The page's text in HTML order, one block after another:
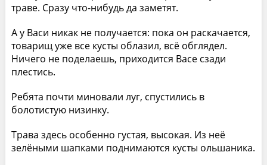
траве. Сразу что-нибудь да заметят.
А у Васи никак не получается: пока он раскачается,
товарищ уже все кусты облазил, всё обглядел.
Ничего не поделаешь, приходится Васе сзади
плестись.
Ребята почти миновали луг, спустились в
болотистую низинку.
Трава здесь особенно густая, высокая. Из неё
зелёными шапками поднимаются кусты ольшаника.